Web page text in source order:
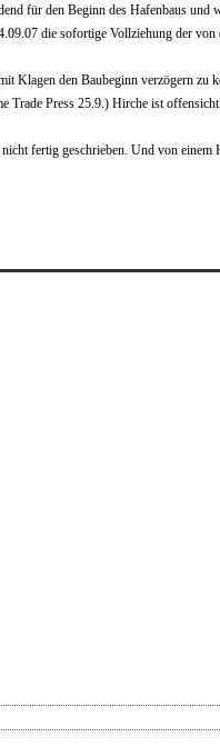
für den Beginn des Hafenbaus
die sofortige Vollziehung der
Klagen den Baubeginn verzögern zu
Trade Press 25.9.) Hirche ist
fertig geschrieben. Und von einem